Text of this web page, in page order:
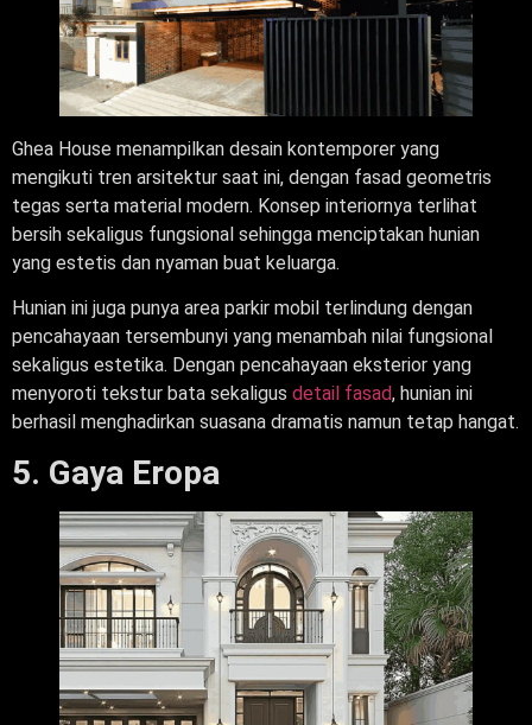
Ghea House menampilkan desain kontemporer yang
mengikuti tren arsitektur saat ini, dengan fasad geometris
tegas serta material modern. Konsep interiornya terlihat
bersih sekaligus fungsional sehingga menciptakan hunian
yang estetis dan nyaman buat keluarga.
Hunian ini juga punya area parkir mobil terlindung dengan
pencahayaan tersembunyi yang menambah nilai fungsional
sekaligus estetika. Dengan pencahayaan eksterior yang
menyoroti tekstur bata sekaligus detail fasad, hunian ini
berhasil menghadirkan suasana dramatis namun tetap hangat.
5. Gaya Eropa